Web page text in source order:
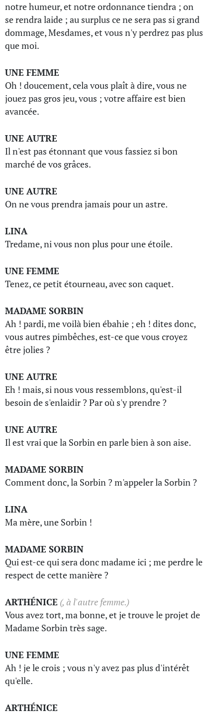
notre humeur, et notre ordonnance tiendra ; on
se rendra laide ; au surplus ce ne sera pas si grand
dommage, Mesdames, et vous n'y perdrez pas plus
que moi.
UNE FEMME
Oh ! doucement, cela vous plaît à dire, vous ne
jouez pas gros jeu, vous ; votre affaire est bien
avancée.
UNE AUTRE
Il n'est pas étonnant que vous fassiez si bon
marché de vos grâces.
UNE AUTRE
On ne vous prendra jamais pour un astre.
LINA
Tredame, ni vous non plus pour une étoile.
UNE FEMME
Tenez, ce petit étourneau, avec son caquet.
MADAME SORBIN
Ah ! pardi, me voilà bien ébahie ; eh ! dites donc,
vous autres pimbêches, est-ce que vous croyez
être jolies ?
UNE AUTRE
Eh ! mais, si nous vous ressemblons, qu'est-il
besoin de s'enlaidir ? Par où s'y prendre ?
UNE AUTRE
Il est vrai que la Sorbin en parle bien à son aise.
MADAME SORBIN
Comment donc, la Sorbin ? m'appeler la Sorbin ?
LINA
Ma mère, une Sorbin !
MADAME SORBIN
Qui est-ce qui sera donc madame ici ; me perdre le
respect de cette manière ?
ARTHÉNICE (, à l'autre femme.)
Vous avez tort, ma bonne, et je trouve le projet de
Madame Sorbin très sage.
UNE FEMME
Ah ! je le crois ; vous n'y avez pas plus d'intérêt
qu'elle.
ARTHÉNICE